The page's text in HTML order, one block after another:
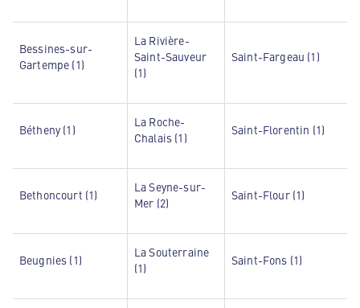
Bessines-sur-
Gartempe (1)
La Rivière-
Saint-Sauveur
(1)
Saint-Fargeau (1)
Bétheny (1)
La Roche-
Chalais (1)
Saint-Florentin (1)
Bethoncourt (1)
La Seyne-sur-
Mer (2)
Saint-Flour (1)
Beugnies (1)
La Souterraine
(1)
Saint-Fons (1)